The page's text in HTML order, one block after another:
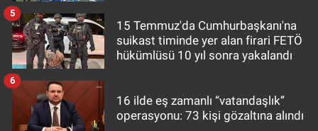
15 Temmuz'da Cumhurbaşkanı'na
suikast timinde yer alan firari FETÖ
hükümlüsü 10 yıl sonra yakalandı
5
16 ilde eş zamanlı “vatandaşlık”
operasyonu: 73 kişi gözaltına alındı
6